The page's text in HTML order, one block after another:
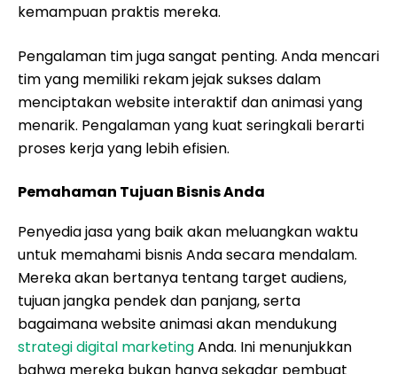
kemampuan praktis mereka.
Pengalaman tim juga sangat penting. Anda mencari
tim yang memiliki rekam jejak sukses dalam
menciptakan website interaktif dan animasi yang
menarik. Pengalaman yang kuat seringkali berarti
proses kerja yang lebih efisien.
Pemahaman Tujuan Bisnis Anda
Penyedia jasa yang baik akan meluangkan waktu
untuk memahami bisnis Anda secara mendalam.
Mereka akan bertanya tentang target audiens,
tujuan jangka pendek dan panjang, serta
bagaimana website animasi akan mendukung
strategi digital marketingAnda. Ini menunjukkan